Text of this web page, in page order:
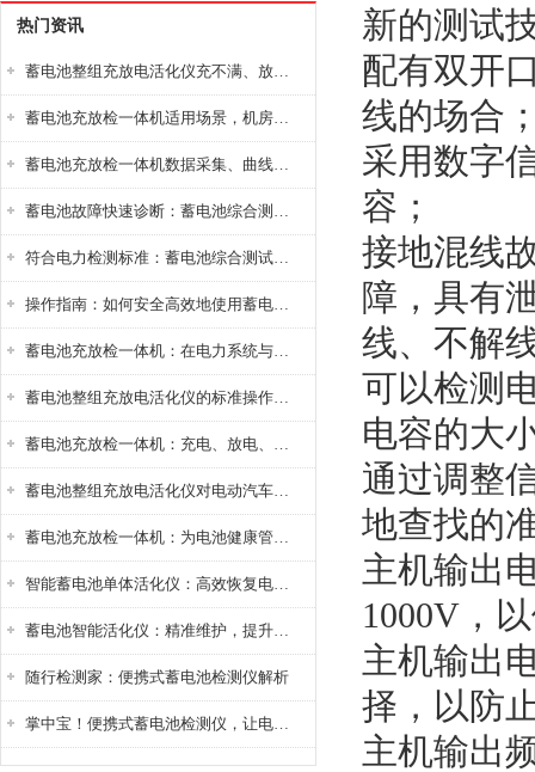
热门资讯
蓄电池整组充放电活化仪充不满、放不完怎么办？
蓄电池充放检一体机适用场景，机房基站变电站铅酸蓄电池维护检测应用
蓄电池充放检一体机数据采集、曲线分析与电池健康状态智能评估功能详解
蓄电池故障快速诊断：蓄电池综合测试仪判断落后电池的方法与标准
符合电力检测标准：蓄电池综合测试仪测试规范与精度校准方法详解
操作指南：如何安全高效地使用蓄电池智能活化仪？
蓄电池充放检一体机：在电力系统与储能设备中的创新应用，确保蓄电池性能与可靠性
蓄电池整组充放电活化仪的标准操作流程：从接线设置到充放电参数设定的安全规范
蓄电池充放检一体机：充电、放电、检测三功能集成设备
蓄电池整组充放电活化仪对电动汽车电池有帮助吗？
蓄电池充放检一体机：为电池健康管理提供一站式解决方案
智能蓄电池单体活化仪：高效恢复电池性能，延长蓄电池使用寿命
蓄电池智能活化仪：精准维护，提升电池健康状态
随行检测家：便携式蓄电池检测仪解析
掌中宝！便携式蓄电池检测仪，让电池检测变得简单又快捷！
新的测试
配有双开
线的场合
采用数字
容；
接地混线
障，具有
线、不解
可以检测
电容的大
通过调整
地查找的
主机输出
1000V，
主机输出
择，以防
主机输出